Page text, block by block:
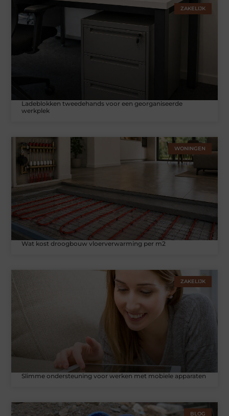
ZAKELIJK
Ladeblokken tweedehands voor een georganiseerde
werkplek
WONINGEN
Wat kost droogbouw vloerverwarming per m2
ZAKELIJK
Slimme ondersteuning voor werken met mobiele apparaten
BLOG